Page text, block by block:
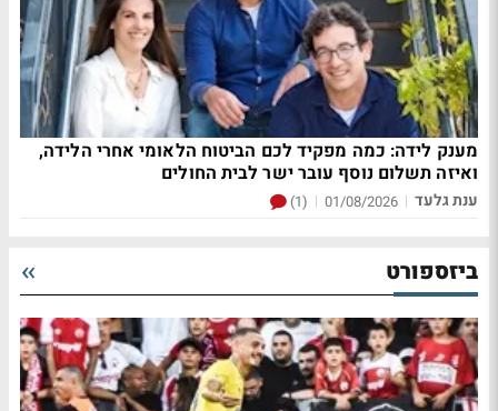
מענק לידה: כמה מפקיד לכם הביטוח הלאומי אחרי הלידה,
ואיזה תשלום נוסף עובר ישר לבית החולים
ענת גלעד |
01/08/2026
|
(1)
ביזספורט